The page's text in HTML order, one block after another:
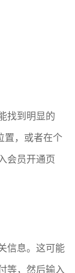
找到明显的
置，或者在个
会员开通页
信息。这可能
等，然后输入